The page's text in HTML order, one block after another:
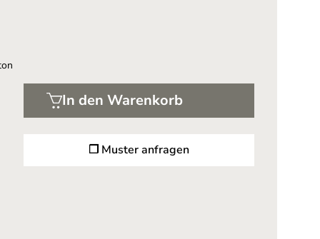
❐ Muster anfragen
In den Warenkorb